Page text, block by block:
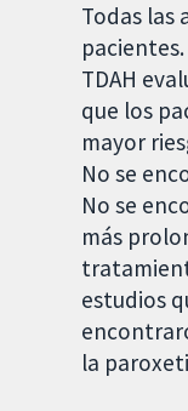
Todas las
TDAH
que los
mayor
No se
No se
más
estudios
la